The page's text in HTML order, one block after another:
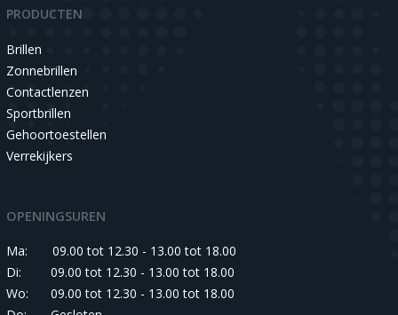
PRODUCTEN
Brillen
Zonnebrillen
Contactlenzen
Sportbrillen
Gehoortoestellen
Verrekijkers
OPENINGSUREN
Ma:
09.00 tot 12.30 - 13.00 tot 18.00
Di:
09.00 tot 12.30 - 13.00 tot 18.00
Wo:
09.00 tot 12.30 - 13.00 tot 18.00